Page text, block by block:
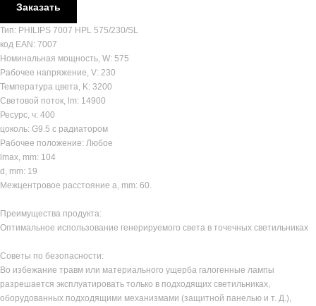
Заказать
Тип: PHILIPS 7007 HPL 575/230/SL
код EAN: 7007
Номинальная мощность, W: 575
Рабочее напряжение, V: 230
Температура цвета, K: 3200
Световой поток, lm: 14900
Ресурс, ч: 400
цоколь: G9.5 с радиатором
Рабочее положение: Любое
lmax, mm: 104
d, mm: 19
Межцентровое расстояние a, mm: 60.
Преимущества продукта:
Оптимальное использование генерируемого света в точечных светильниках
Советы по безопасности:
Во избежание травм или материального ущерба галогенные лампы
разрешается эксплуатировать только в подходящих светильниках,
оборудованных подходящими механизмами (защитной панелью и т. Д.),